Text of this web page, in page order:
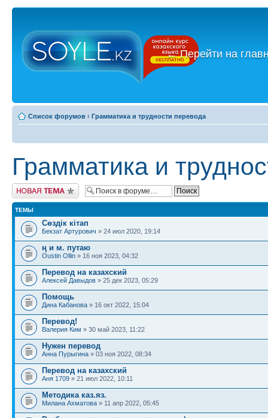
←Перейти на
Список форумов ‹ Грамматика и трудности перевода
Грамматика и
Новая тема
ТЕМЫ
Сөздік кітап
Бекзат Артурович » 24 июл 2020, 19:14
ң и м. путаю
Oustin Ollin » 16 ноя 2023, 04:32
Перевод на казахский
Алексей Давыдов » 25 дек 2023, 05:29
Помощь
Дина Кабанова » 16 окт 2022, 15:04
Перевод!
Валерия Ким » 30 май 2023, 11:22
Нужен перевод
Анна Пурыгина » 03 ноя 2022, 08:34
Перевод на казахский
Аня 1709 » 21 июл 2022, 10:11
Методика каз.яз.
Милана Ахматова » 11 апр 2022, 05:45